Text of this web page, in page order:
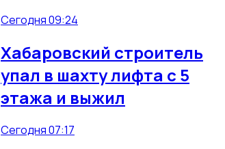
Сегодня 09:24
Хабаровский строитель
упал в шахту лифта с 5
этажа и выжил
Сегодня 07:17